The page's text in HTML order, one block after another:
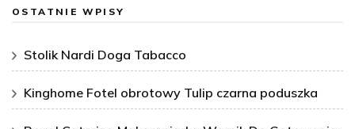
OSTATNIE WPISY
Stolik Nardi Doga Tabacco
Kinghome Fotel obrotowy Tulip czarna poduszka